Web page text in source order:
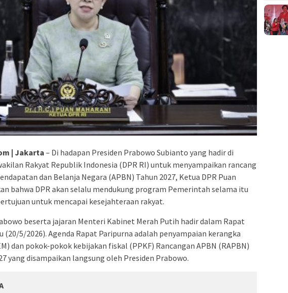
| Jakarta – Di hadapan Presiden Prabowo Subianto yang hadir di
Rakyat Republik Indonesia (DPR RI) untuk menyampaikan rancang
dan Belanja Negara (APBN) Tahun 2027, Ketua DPR Puan
bahwa DPR akan selalu mendukung program Pemerintah selama itu
untuk mencapai kesejahteraan rakyat.
beserta jajaran Menteri Kabinet Merah Putih hadir dalam Rapat
(20/5/2026). Agenda Rapat Paripurna adalah penyampaian kerangka
dan pokok-pokok kebijakan fiskal (PPKF) Rancangan APBN (RAPBN)
yang disampaikan langsung oleh Presiden Prabowo.